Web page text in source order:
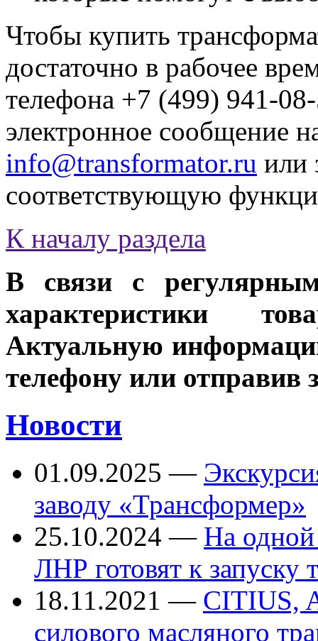
Чтобы купить
достаточно в рабочее
телефона +7 (499) 941-
электронное сообщение
info@transformator.ru или
соответствующую
К началу раздела
В связи с
характеристики
Актуальную
телефону или отправив
Новости
01.09.2025 —
заводу «Трансформер»
25.10.2024 — На одной
ЛНР готовят к запуску
18.11.2021 — CITIUS,
силового масляного